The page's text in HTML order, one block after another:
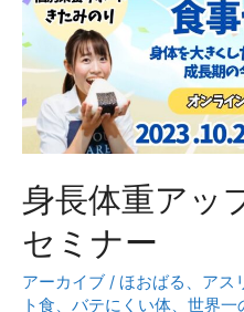
た！
身
長
が
グ
グ
ン
伸
び
身長体重アッ
セミナー
アーカイブ / ほおばる 、 アス
ト食、 バテにくい体、 世界一